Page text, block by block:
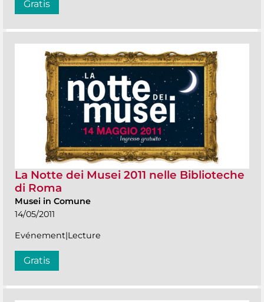
Gratis
La Notte dei Musei 2011 nelle Biblioteche
di Roma
Musei in Comune
14/05/2011
Evénement|Lecture
Gratis